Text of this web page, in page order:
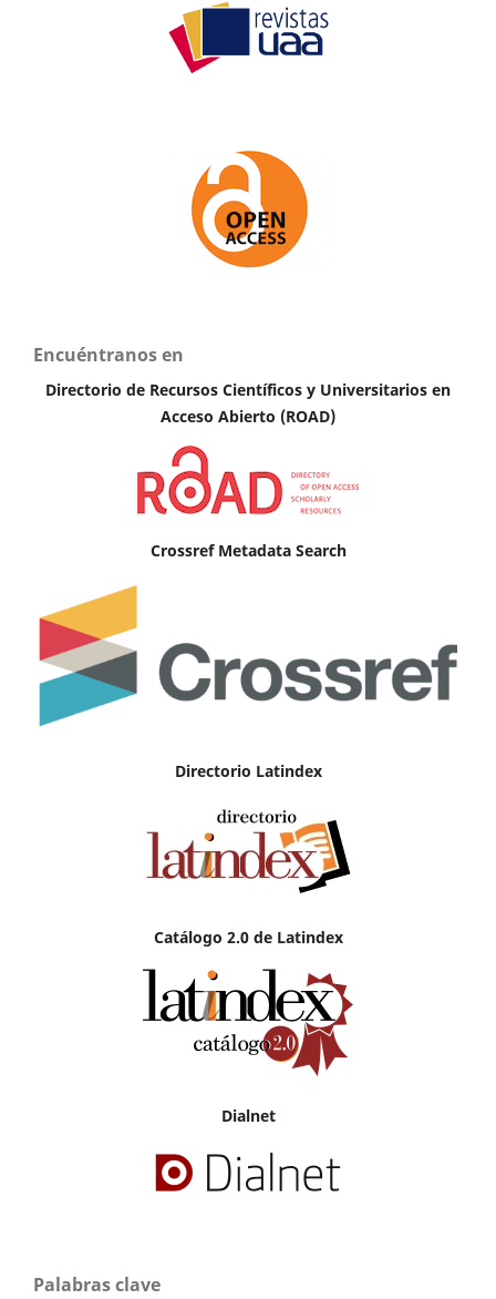
Encuéntranos en
Directorio de Recursos Científicos y Universitarios en
Acceso Abierto (ROAD)
Crossref Metadata Search
Directorio Latindex
Catálogo 2.0 de Latindex
Dialnet
Palabras clave